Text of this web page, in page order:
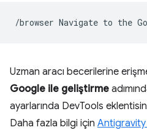
/browser Navigate to the
Uzman aracı becerilerine
Google ile geliştirme
ayarlarında DevTools
Daha fazla bilgi için